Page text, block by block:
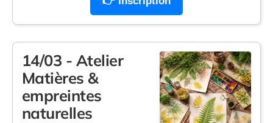
14/03 - Atelier
Matières &
empreintes
naturelles